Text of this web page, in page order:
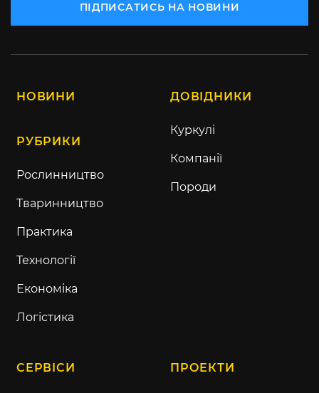
ПІДПИСАТИСЬ НА НОВИНИ
НОВИНИ
РУБРИКИ
Рослинництво
Тваринництво
Практика
Технології
Економіка
Логістика
ДОВІДНИКИ
Куркулі
Компанії
Породи
СЕРВІСИ ПРОЕКТИ